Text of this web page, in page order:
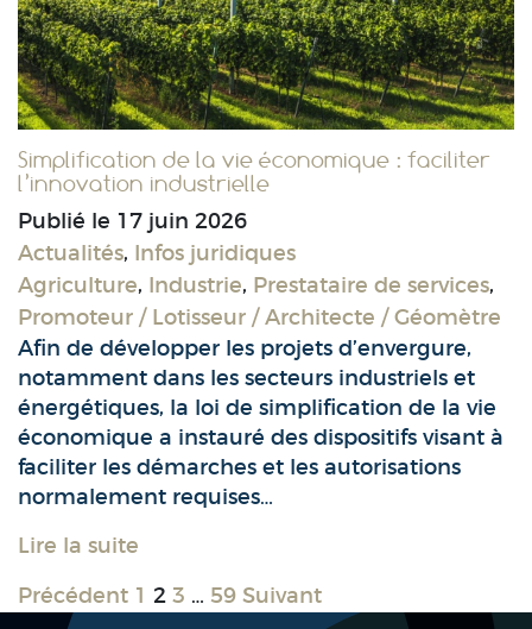
Simplification de la vie économique : faciliter
l’innovation industrielle
Publié le 17 juin 2026
Actualités, Infos juridiques
Agriculture, Industrie, Prestataire de services,
Promoteur / Lotisseur / Architecte / Géomètre
Afin de développer les projets d’envergure,
notamment dans les secteurs industriels et
énergétiques, la loi de simplification de la vie
économique a instauré des dispositifs visant à
faciliter les démarches et les autorisations
normalement requises…
Lire la suite
Précédent 1 2 3 … 59 Suivant